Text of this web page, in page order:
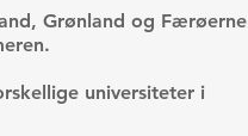
Grønland og Færøerne
universiteter i